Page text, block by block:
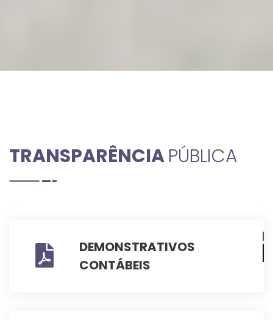
TRANSPARÊNCIAPÚBLICA
DEMONSTRATIVOS
CONTÁBEIS